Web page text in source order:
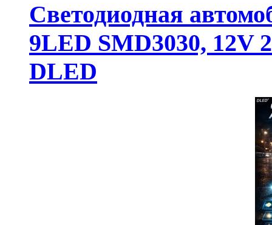
Светодиодная
9LED SMD3030, 12V
DLED